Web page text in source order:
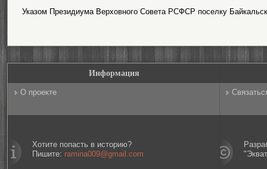
Указом Президиума Верховного Совета РСФСР поселку
Информация
О проекте
Хотите попасть в историю?
Пишите: ramina009@gmail.com